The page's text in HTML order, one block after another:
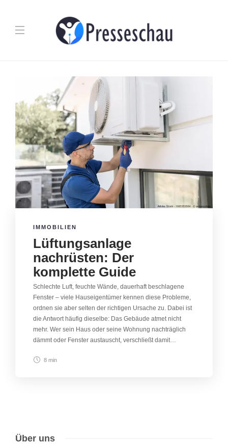
IMMOBILIEN
Lüftungsanlage
nachrüsten: Der
komplette Guide
Schlechte Luft, feuchte Wände, dauerhaft beschlagene
Fenster – viele Hauseigentümer kennen diese Probleme,
ordnen sie aber selten der richtigen Ursache zu. Dabei ist
die Antwort häufig dieselbe: Das Gebäude atmet nicht
mehr. Wer sein Haus oder seine Wohnung nachträglich
dämmt oder Fenster austauscht, verschließt damit…
8 min
Über uns